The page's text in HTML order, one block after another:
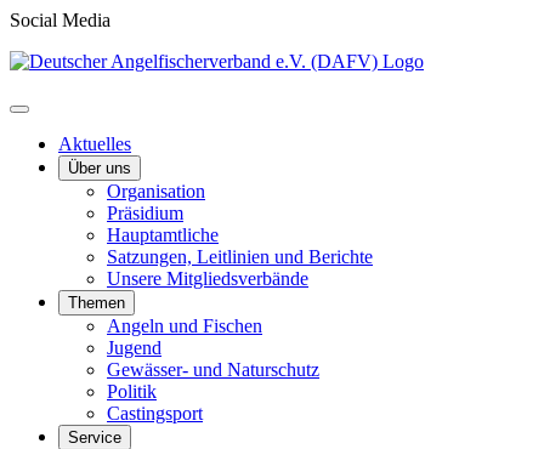
Social Media
Aktuelles
Über uns
Organisation
Präsidium
Hauptamtliche
Satzungen, Leitlinien und Berichte
Unsere Mitgliedsverbände
Themen
Angeln und Fischen
Jugend
Gewässer- und Naturschutz
Politik
Castingsport
Service